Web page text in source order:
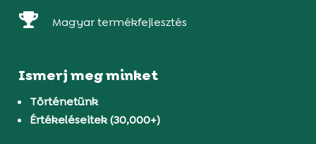
 Magyar termékfejlesztés
Ismerj meg minket
Történetünk
Értékeléseitek (30,000+)